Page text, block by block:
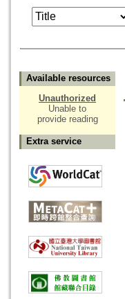
Available resources
Unauthorized
Unable to
provide reading
Extra service